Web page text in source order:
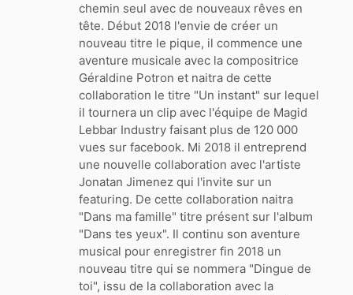
chemin seul avec de nouveaux rêves en
tête. Début 2018 l'envie de créer un
nouveau titre le pique, il commence une
aventure musicale avec la compositrice
Géraldine Potron et naitra de cette
collaboration le titre "Un instant" sur lequel
il tournera un clip avec l'équipe de Magid
Lebbar Industry faisant plus de 120 000
vues sur facebook. Mi 2018 il entreprend
une nouvelle collaboration avec l'artiste
Jonatan Jimenez qui l'invite sur un
featuring. De cette collaboration naitra
"Dans ma famille" titre présent sur l'album
"Dans tes yeux". Il continu son aventure
musical pour enregistrer fin 2018 un
nouveau titre qui se nommera "Dingue de
toi", issu de la collaboration avec la